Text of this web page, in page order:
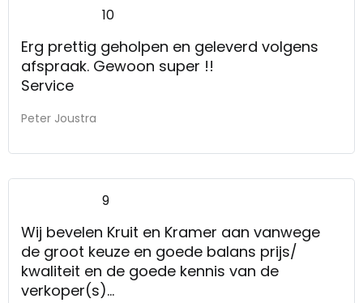
10
Erg prettig geholpen en geleverd volgens
afspraak. Gewoon super !!
Service
Peter Joustra
9
Wij bevelen Kruit en Kramer aan vanwege
de groot keuze en goede balans prijs/
kwaliteit en de goede kennis van de
verkoper(s)